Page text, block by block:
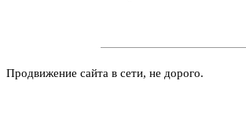
Продвижение сайта в сети, не дорого.